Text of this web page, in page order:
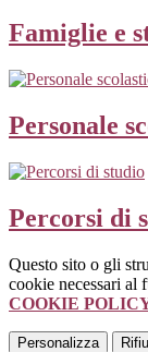
Famiglie e
Personale
Percorsi di
Questo sito o gli
cookie necessari al
COOKIE
Personalizza